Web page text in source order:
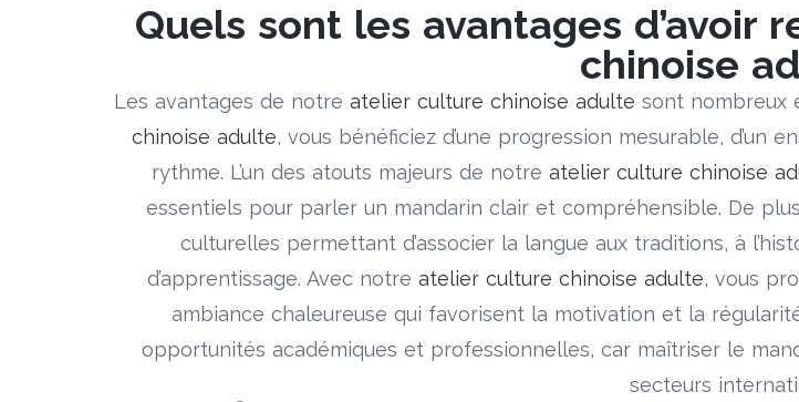
Quels sont les avantages
chinoise
Les avantages de notre atelier culture chinoise adulte sont nombreux
chinoise adulte, vous bénéficiez d’une progression mesurable, d’un
rythme. L’un des atouts majeurs de notre atelier culture chinoise
essentiels pour parler un mandarin clair et compréhensible. De
culturelles permettant d’associer la langue aux traditions, à
d’apprentissage. Avec notre atelier culture chinoise adulte, vous
ambiance chaleureuse qui favorisent la motivation et la
opportunités académiques et professionnelles, car maîtriser le
secteurs